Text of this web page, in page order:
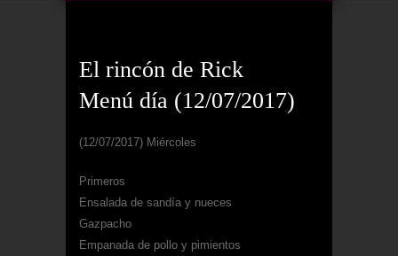
El rincón de Rick
Menú día (12/07/2017)
(12/07/2017) Miércoles
Primeros
Ensalada de sandía y nueces
Gazpacho
Empanada de pollo y pimientos